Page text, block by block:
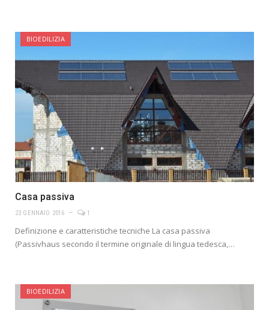
BIOEDILIZIA
Casa passiva
23 GENNAIO 2016 1
Definizione e caratteristiche tecniche La casa passiva
(Passivhaus secondo il termine originale di lingua tedesca,…
BIOEDILIZIA